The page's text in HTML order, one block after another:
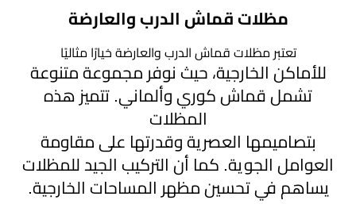
مظلات قماش الدرب والعارضة
تعتبر مظلات قماش الدرب والعارضة خيارًا مثاليًا
للأماكن الخارجية، حيث نوفر مجموعة متنوعة
تشمل قماش كوري وألماني. تتميز هذه
المظلات
بتصاميمها العصرية وقدرتها على مقاومة
العوامل الجوية. كما أن التركيب الجيد للمظلات
يساهم في تحسين مظهر المساحات الخارجية.